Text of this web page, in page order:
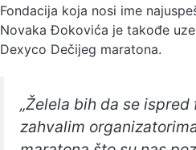
Fondacija koja nosi ime
Novaka Đokovića je takođe
Dexyco Dečijeg maratona.
„Želela bih da se
zahvalim